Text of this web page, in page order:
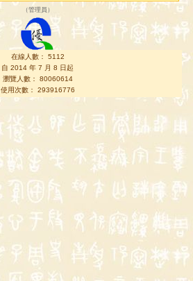
（管理員 ）
在線人數： 5112
自 2014 年 7 月 8 日起
瀏覽人數： 80060614
使用次數： 293916776